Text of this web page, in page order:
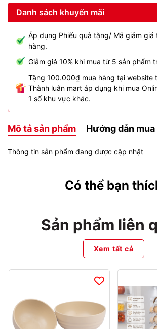
Danh sách khuyến mãi
Áp dụng Phiếu quà tặng/ Mã giảm giá
hàng.
Giảm giá 10% khi mua từ 5 sản phẩm
Tặng 100.000₫ mua hàng tại website
Thành luân mart áp dụng khi mua
1 số khu vực khác.
Mô tả sản phẩm Hướng dẫn
Thông tin sản phẩm đang được cập nhật
Có thể bạn
Sản phẩm liên
Xem tất cả